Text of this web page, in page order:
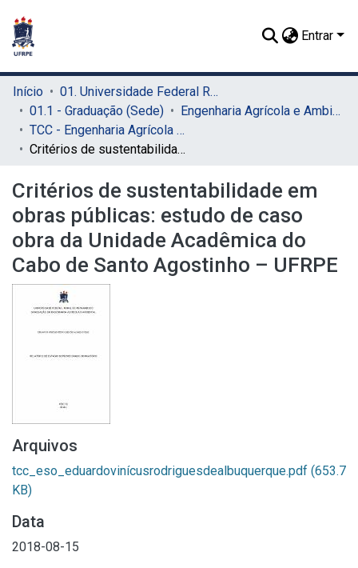
Entrar
Início
01. Universidade Federal Rural de Pernambuco - UFRPE (Sede)
01.1 - Graduação (Sede)
Engenharia Agrícola e Ambiental (Sede)
TCC - Engenharia Agrícola e Ambiental (Sede)
Critérios de sustentabilidade em obras públicas: estudo de caso obra da Unidade Acadêmica do Cabo de Santo Agostinho – UFRPE
Critérios de sustentabilidade em
obras públicas: estudo de caso
obra da Unidade Acadêmica do
Cabo de Santo Agostinho – UFRPE
Arquivos
tcc_eso_eduardovinícusrodriguesdealbuquerque.pdf (653.7
KB)
Data
2018-08-15